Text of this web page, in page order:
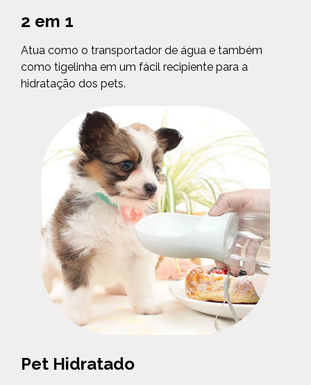
2 em 1
Atua como o transportador de água e também
como tigelinha em um fácil recipiente para a
hidratação dos pets.
Pet Hidratado